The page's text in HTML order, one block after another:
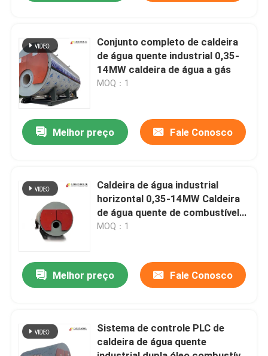
Produtos
Vídeos
Sobre nós
Controle da qualidade
Contacte-nos
Notícia
caldeira a gasóleo
Conjunto completo de caldeira
de água quente industrial 0,35-
14MW caldeira de água a gás
MOQ：1
Melhor preço Fale Conosco
Caldeira de água industrial
horizontal 0,35-14MW Caldeira
de água quente de combustível
duplo CE SGS
MOQ：1
Melhor preço Fale Conosco
Sistema de controle PLC de
caldeira de água quente